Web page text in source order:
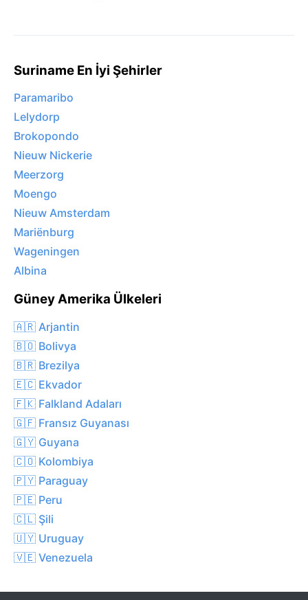
Suriname En İyi Şehirler
Paramaribo
Lelydorp
Brokopondo
Nieuw Nickerie
Meerzorg
Moengo
Nieuw Amsterdam
Mariënburg
Wageningen
Albina
Güney Amerika Ülkeleri
🇦🇷 Arjantin
🇧🇴 Bolivya
🇧🇷 Brezilya
🇪🇨 Ekvador
🇫🇰 Falkland Adaları
🇬🇫 Fransız Guyanası
🇬🇾 Guyana
🇨🇴 Kolombiya
🇵🇾 Paraguay
🇵🇪 Peru
🇨🇱 Şili
🇺🇾 Uruguay
🇻🇪 Venezuela